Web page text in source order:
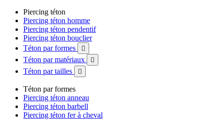
Piercing téton
Piercing téton homme
Piercing téton pendentif
Piercing téton bouclier
Téton par formes

Téton par matériaux 
Téton par tailles 
Téton par formes
Piercing téton anneau
Piercing téton barbell
Piercing téton fer à cheval